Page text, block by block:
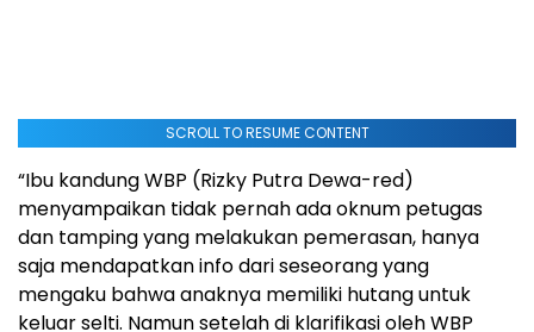
SCROLL TO RESUME CONTENT
“Ibu kandung WBP (Rizky Putra Dewa-red)
menyampaikan tidak pernah ada oknum petugas
dan tamping yang melakukan pemerasan, hanya
saja mendapatkan info dari seseorang yang
mengaku bahwa anaknya memiliki hutang untuk
keluar selti. Namun setelah di klarifikasi oleh WBP